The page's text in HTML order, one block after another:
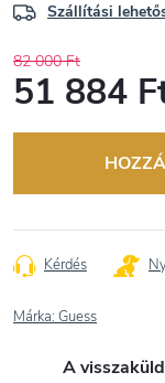
Szállítási
82 000 Ft
51 884
Kérdés
Márka: Guess
A